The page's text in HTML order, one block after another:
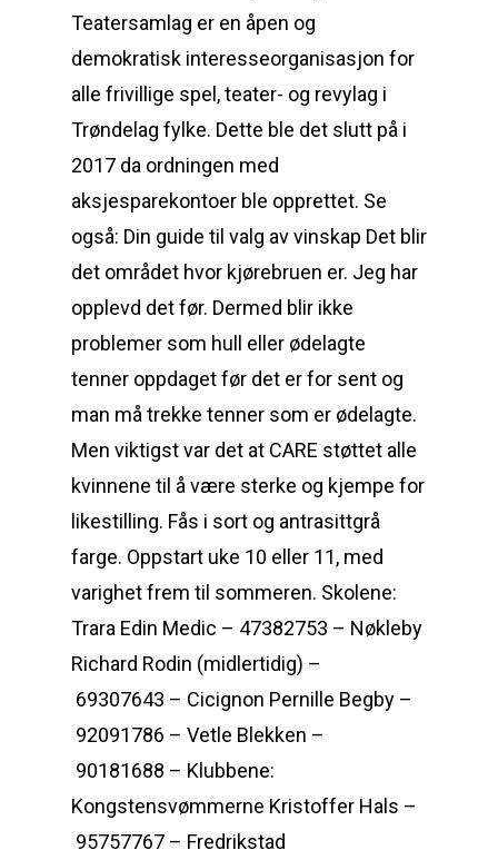
Teatersamlag er en åpen og
demokratisk interesseorganisasjon for
alle frivillige spel, teater- og revylag i
Trøndelag fylke. Dette ble det slutt på i
2017 da ordningen med
aksjesparekontoer ble opprettet. Se
også: Din guide til valg av vinskap Det blir
det området hvor kjørebruen er. Jeg har
opplevd det før. Dermed blir ikke
problemer som hull eller ødelagte
tenner oppdaget før det er for sent og
man må trekke tenner som er ødelagte.
Men viktigst var det at CARE støttet alle
kvinnene til å være sterke og kjempe for
likestilling. Fås i sort og antrasittgrå
farge. Oppstart uke 10 eller 11, med
varighet frem til sommeren. Skolene:
Trara Edin Medic – 47382753 – Nøkleby
Richard Rodin (midlertidig) –
69307643 – Cicignon Pernille Begby –
92091786 – Vetle Blekken –
90181688 – Klubbene:
Kongstensvømmerne Kristoffer Hals –
95757767 – Fredrikstad